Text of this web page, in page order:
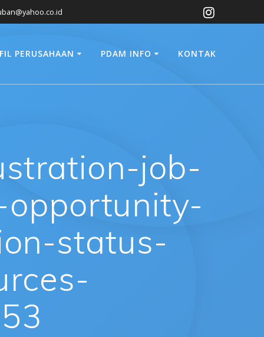
PERUSAHAAN PDAM INFO KONTAK
job-
status-